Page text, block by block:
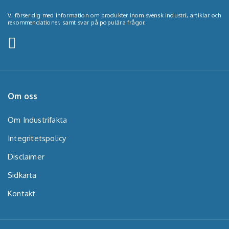
Vi förser dig med information om produkter inom svensk industri, artiklar och
rekommendationer, samt svar på populära frågor.
Om oss
Om Industrifakta
Integritetspolicy
Disclaimer
Sidkarta
Kontakt